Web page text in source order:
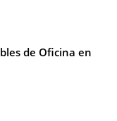
de Oficina en